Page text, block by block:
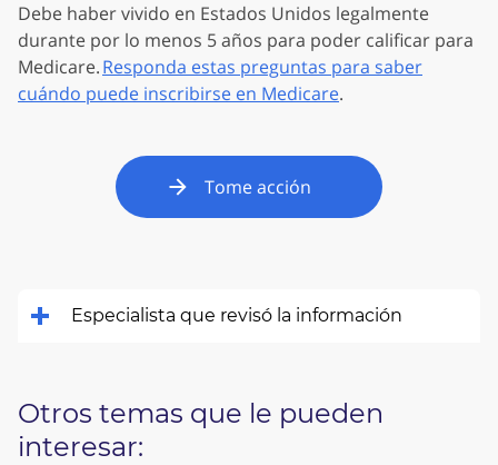
Debe haber vivido en Estados Unidos legalmente
durante por lo menos 5 años para poder calificar para
Medicare.Responda estas preguntas para saber
cuándo puede inscribirse en Medicare.
Tome acción
Especialista que revisó la información
Otros temas que le pueden
interesar: